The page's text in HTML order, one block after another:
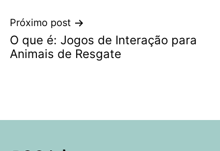
Próximo post
O que é: Jogos de Interação para
Animais de Resgate